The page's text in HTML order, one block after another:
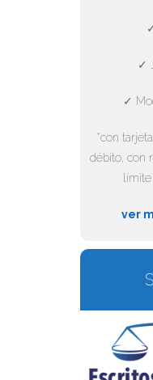
✓
✓
*con
débito, con
ver